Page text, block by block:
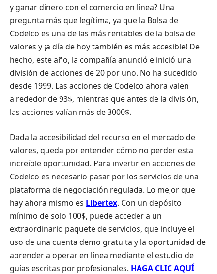
y ganar dinero con el comercio en línea? Una
pregunta más que legítima, ya que la Bolsa de
Codelco es una de las más rentables de la bolsa de
valores y ¡a día de hoy también es más accesible! De
hecho, este año, la compañía anunció e inició una
división de acciones de 20 por uno. No ha sucedido
desde 1999. Las acciones de Codelco ahora valen
alrededor de 93$, mientras que antes de la división,
las acciones valían más de 3000$.
Dada la accesibilidad del recurso en el mercado de
valores, queda por entender cómo no perder esta
increíble oportunidad. Para invertir en acciones de
Codelco es necesario pasar por los servicios de una
plataforma de negociación regulada. Lo mejor que
hay ahora mismo es Libertex. Con un depósito
mínimo de solo 100$, puede acceder a un
extraordinario paquete de servicios, que incluye el
uso de una cuenta demo gratuita y la oportunidad de
aprender a operar en línea mediante el estudio de
guías escritas por profesionales. HAGA CLIC AQUÍ